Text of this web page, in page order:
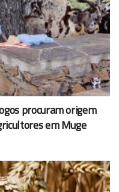
procuram origem
em Muge